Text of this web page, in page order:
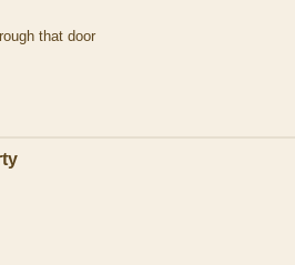
that door